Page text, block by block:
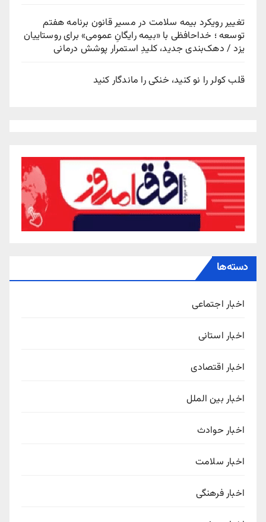
تغییر رویکرد بیمه سلامت در مسیر قانون برنامه هفتم
توسعه ؛ خداحافظی با «بیمه رایگانِ عمومی» برای روستاییان
یزد / دهک‌بندی جدید، کلیدِ استمرار پوشش درمانی
قلب کولر را نو کنید، خنکی را ماندگار کنید
دسته‌ها
اخبار اجتماعی
اخبار استانی
اخبار اقتصادی
اخبار بین الملل
اخبار حوادث
اخبار سلامت
اخبار فرهنگی